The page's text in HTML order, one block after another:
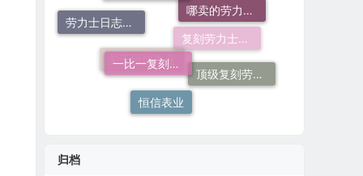
复刻劳力士手表
关于恒信表业
劳力士日志哪个厂仿好
顶级复刻劳力士手表
恒信表业
归档